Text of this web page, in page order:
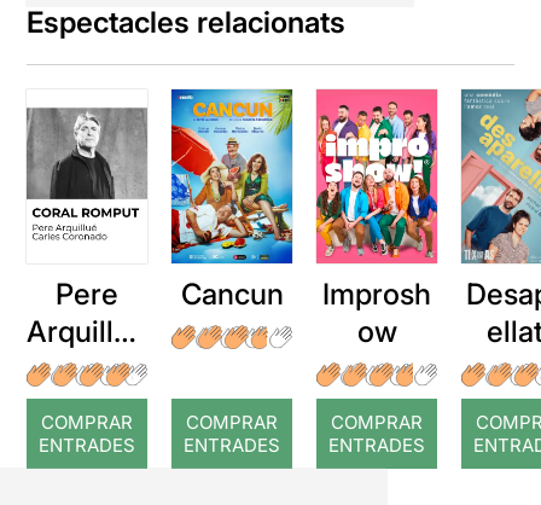
Espectacles relacionats
Pere
Arquillué
: Coral
romput
COMPRAR
ENTRADES
Cancun
COMPRAR
ENTRADES
Improsh
ow
COMPRAR
ENTRADES